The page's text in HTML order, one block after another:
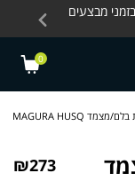
8 ימי עסקים בזמני מבצעים
0
קיט שיפוץ משאבת בלם/מצמד MAGURA HUSQ
₪273